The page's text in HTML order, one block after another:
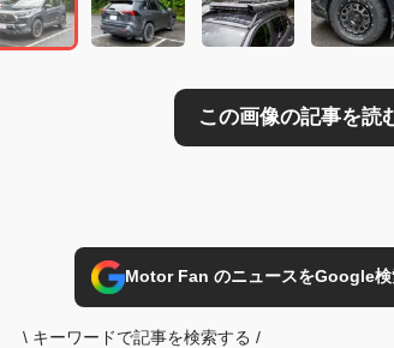
Motor Fan のニュースをGoogle検
\ キーワードで記事を検索する /